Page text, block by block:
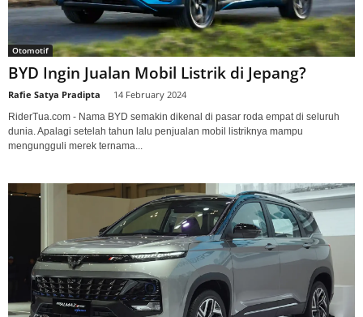
Otomotif
BYD Ingin Jualan Mobil Listrik di Jepang?
Rafie Satya Pradipta 14 February 2024
RiderTua.com - Nama BYD semakin dikenal di pasar roda empat di seluruh
dunia. Apalagi setelah tahun lalu penjualan mobil listriknya mampu
mengungguli merek ternama...